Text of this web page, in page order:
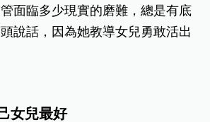
面臨多少現實的磨難，總是有底
說話，因為她教導女兒勇敢活出
女兒最好